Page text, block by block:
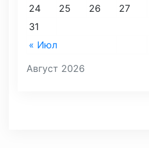
Август 2026
« Июл
24
25 26 27
31